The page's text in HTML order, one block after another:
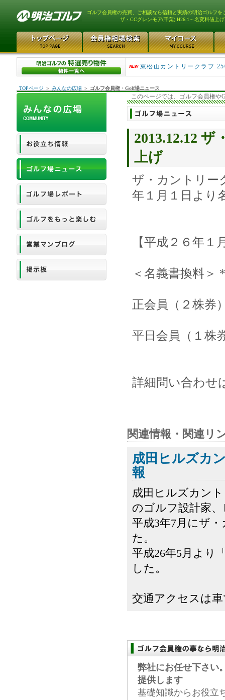
ゴルフ会員権の売買、ご相談なら信頼と実績の明治ゴルフを
ザ・CCグレンモア(千葉) H26.1～名変料値上げ
平塚富士見カントリーク
東松山カントリークラブ
TOPページ ＞ みんなの広場 ＞ ゴルフ会員権・Golf場ニュース
このページでは、ゴルフ会員権や
2013.12.12
上げ
ザ・カントリ
年１月１日より
【平成２６年１
＜名義書換料＞
正会員（２株
平日会員（１
詳細問い合わせ
関連情報・関連リ
成田ヒルズカ
報
成田ヒルズカン
のゴルフ設計家
平成3年7月にザ
た。
平成26年5月より
した。
交通アクセスは
弊社にお任せ下さい
提供します
基礎知識からお役立